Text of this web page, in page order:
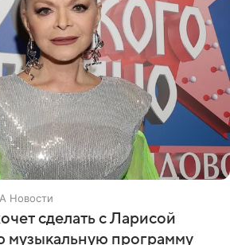
Новости
сделать с Ларисой
программу